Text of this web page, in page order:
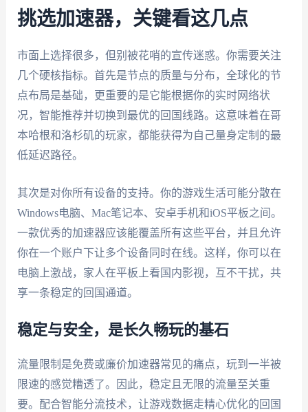
挑选加速器，关键看这几点
市面上选择很多，但别被花哨的宣传迷惑。你需要关注
几个硬核指标。首先是节点的质量与分布，全球化的节
点布局是基础，更重要的是它能根据你的实时网络状
况，智能推荐并切换到最优的回国线路。这意味着在哥
本哈根和洛杉矶的玩家，都能获得为自己量身定制的最
低延迟路径。
其次是对你所有设备的支持。你的游戏生活可能分散在
Windows电脑、Mac笔记本、安卓手机和iOS平板之间。
一款优秀的加速器应该能覆盖所有这些平台，并且允许
你在一个账户下让多个设备同时在线。这样，你可以在
电脑上激战，家人在平板上看国内影视，互不干扰，共
享一条稳定的回国通道。
稳定与安全，是长久畅玩的基石
流量限制是免费或廉价加速器常见的痛点，玩到一半被
限速的感觉糟透了。因此，稳定且无限的流量至关重
要。配合智能分流技术，让游戏数据走精心优化的回国